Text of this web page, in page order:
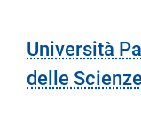
Università
delle